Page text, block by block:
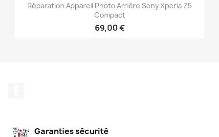
Réparation Appareil Photo Arrière Sony Xperia Z5
Compact
69,00 €
Garanties sécurité